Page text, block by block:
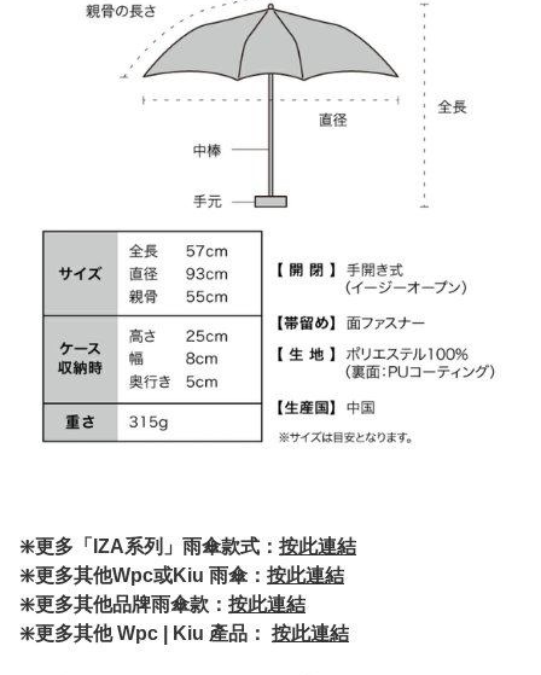
❇️更多「IZA系列」雨傘款式： 按此連結
❇️更多其他Wpc或Kiu 雨傘： 按此連結
❇️更多其他品牌雨傘款： 按此連結
❇️更多其他 Wpc | Kiu 產品： 按此連結